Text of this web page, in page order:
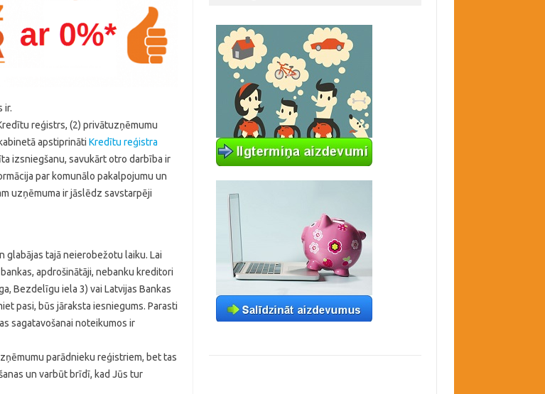
ir.
reģistrs, (2) privātuzņēmumu
apstiprināti Kredītu reģistra
izsniegšanu, savukārt otro darbība ir
par komunālo pakalpojumu un
uzņēmuma ir jāslēdz savstarpēji
tajā neierobežotu laiku. Lai
apdrošinātāji, nebanku kreditori
Bezdelīgu iela 3) vai Latvijas Bankas
pasi, būs jāraksta iesniegums. Parasti
sagatavošanai noteikumos ir
parādnieku reģistriem, bet tas
un varbūt brīdī, kad Jūs tur